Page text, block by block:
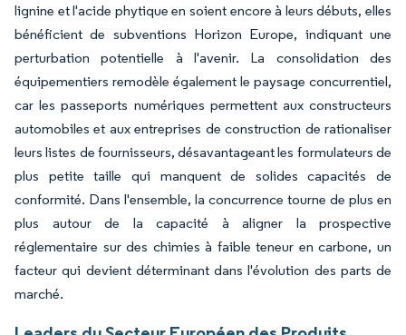
lignine et l'acide phytique en soient encore à leurs débuts, elles
bénéficient de subventions Horizon Europe, indiquant une
perturbation potentielle à l'avenir. La consolidation des
équipementiers remodèle également le paysage concurrentiel,
car les passeports numériques permettent aux constructeurs
automobiles et aux entreprises de construction de rationaliser
leurs listes de fournisseurs, désavantageant les formulateurs de
plus petite taille qui manquent de solides capacités de
conformité. Dans l'ensemble, la concurrence tourne de plus en
plus autour de la capacité à aligner la prospective
réglementaire sur des chimies à faible teneur en carbone, un
facteur qui devient déterminant dans l'évolution des parts de
marché.